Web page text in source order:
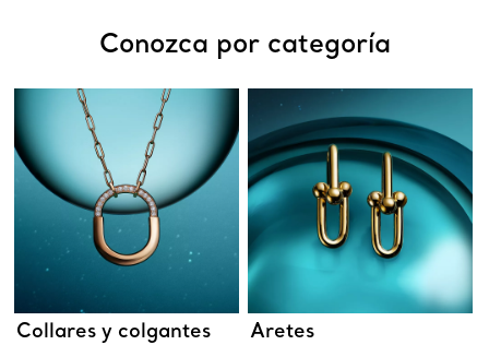
Conozca por categoría
Collares y colgantes Aretes